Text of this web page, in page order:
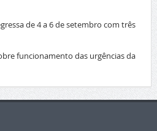
de 4 a 6 de setembro com três
funcionamento das urgências da